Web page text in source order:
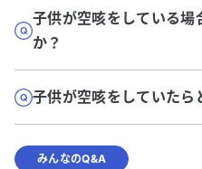
子供が空咳をしている場
か？
子供が空咳をしていたら
みんなのQ&A